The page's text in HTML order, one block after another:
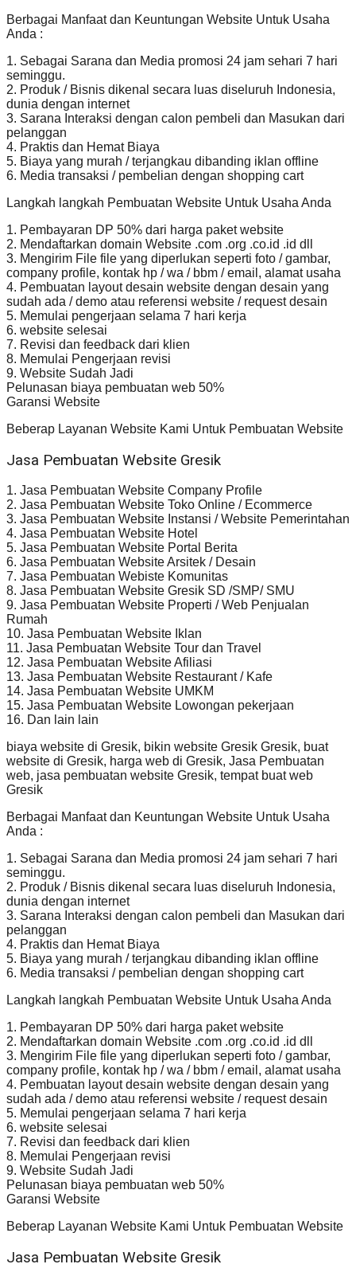
Berbagai Manfaat dan Keuntungan Website Untuk Usaha
Anda :
1. Sebagai Sarana dan Media promosi 24 jam sehari 7 hari
seminggu.
2. Produk / Bisnis dikenal secara luas diseluruh Indonesia,
dunia dengan internet
3. Sarana Interaksi dengan calon pembeli dan Masukan dari
pelanggan
4. Praktis dan Hemat Biaya
5. Biaya yang murah / terjangkau dibanding iklan offline
6. Media transaksi / pembelian dengan shopping cart
Langkah langkah Pembuatan Website Untuk Usaha Anda
1. Pembayaran DP 50% dari harga paket website
2. Mendaftarkan domain Website .com .org .co.id .id dll
3. Mengirim File file yang diperlukan seperti foto / gambar,
company profile, kontak hp / wa / bbm / email, alamat usaha
4. Pembuatan layout desain website dengan desain yang
sudah ada / demo atau referensi website / request desain
5. Memulai pengerjaan selama 7 hari kerja
6. website selesai
7. Revisi dan feedback dari klien
8. Memulai Pengerjaan revisi
9. Website Sudah Jadi
Pelunasan biaya pembuatan web 50%
Garansi Website
Beberap Layanan Website Kami Untuk Pembuatan Website
Jasa Pembuatan Website Gresik
1. Jasa Pembuatan Website Company Profile
2. Jasa Pembuatan Website Toko Online / Ecommerce
3. Jasa Pembuatan Website Instansi / Website Pemerintahan
4. Jasa Pembuatan Website Hotel
5. Jasa Pembuatan Website Portal Berita
6. Jasa Pembuatan Website Arsitek / Desain
7. Jasa Pembuatan Webiste Komunitas
8. Jasa Pembuatan Website Gresik SD /SMP/ SMU
9. Jasa Pembuatan Website Properti / Web Penjualan
Rumah
10. Jasa Pembuatan Website Iklan
11. Jasa Pembuatan Website Tour dan Travel
12. Jasa Pembuatan Website Afiliasi
13. Jasa Pembuatan Website Restaurant / Kafe
14. Jasa Pembuatan Website UMKM
15. Jasa Pembuatan Website Lowongan pekerjaan
16. Dan lain lain
biaya website di Gresik, bikin website Gresik Gresik, buat
website di Gresik, harga web di Gresik, Jasa Pembuatan
web, jasa pembuatan website Gresik, tempat buat web
Gresik
Berbagai Manfaat dan Keuntungan Website Untuk Usaha
Anda :
1. Sebagai Sarana dan Media promosi 24 jam sehari 7 hari
seminggu.
2. Produk / Bisnis dikenal secara luas diseluruh Indonesia,
dunia dengan internet
3. Sarana Interaksi dengan calon pembeli dan Masukan dari
pelanggan
4. Praktis dan Hemat Biaya
5. Biaya yang murah / terjangkau dibanding iklan offline
6. Media transaksi / pembelian dengan shopping cart
Langkah langkah Pembuatan Website Untuk Usaha Anda
1. Pembayaran DP 50% dari harga paket website
2. Mendaftarkan domain Website .com .org .co.id .id dll
3. Mengirim File file yang diperlukan seperti foto / gambar,
company profile, kontak hp / wa / bbm / email, alamat usaha
4. Pembuatan layout desain website dengan desain yang
sudah ada / demo atau referensi website / request desain
5. Memulai pengerjaan selama 7 hari kerja
6. website selesai
7. Revisi dan feedback dari klien
8. Memulai Pengerjaan revisi
9. Website Sudah Jadi
Pelunasan biaya pembuatan web 50%
Garansi Website
Beberap Layanan Website Kami Untuk Pembuatan Website
Jasa Pembuatan Website Gresik